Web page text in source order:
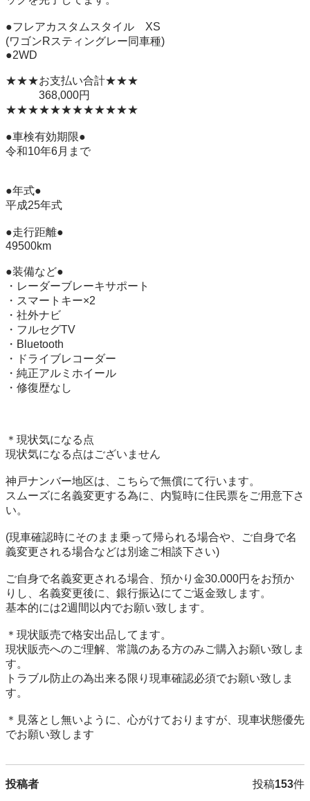
●フレアカスタムスタイル　XS
(ワゴンRスティングレー同車種)
●2WD
★★★お支払い合計★★★
368,000円
★★★★★★★★★★★★
●車検有効期限●
令和10年6月まで
●年式●
平成25年式
●走行距離●
49500km
●装備など●
・レーダーブレーキサポート
・スマートキー×2
・社外ナビ
・フルセグTV
・Bluetooth
・ドライブレコーダー
・純正アルミホイール
・修復歴なし
＊現状気になる点
現状気になる点はございません
神戸ナンバー地区は、こちらで無償にて行います。
スムーズに名義変更する為に、内覧時に住民票をご用意下さ
い。
(現車確認時にそのまま乗って帰られる場合や、ご自身で名
義変更される場合などは別途ご相談下さい)
ご自身で名義変更される場合、預かり金30.000円をお預か
りし、名義変更後に、銀行振込にてご返金致します。
基本的には2週間以内でお願い致します。
＊現状販売で格安出品してます。
現状販売へのご理解、常識のある方のみご購入お願い致しま
す。
トラブル防止の為出来る限り現車確認必須でお願い致しま
す。
＊見落とし無いように、心がけておりますが、現車状態優先
でお願い致します
投稿者 投稿153件